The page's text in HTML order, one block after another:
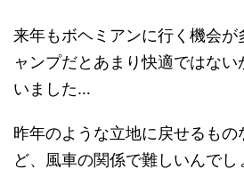
来年もボヘミアンに行く機会が
ャンプだとあまり快適ではない
いました…
昨年のような立地に戻せるも
ど、風車の関係で難しいんでし